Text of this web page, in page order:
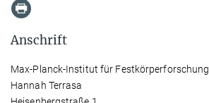
Anschrift
Max-Planck-Institut für Festkörperforschung
Hannah Terrasa